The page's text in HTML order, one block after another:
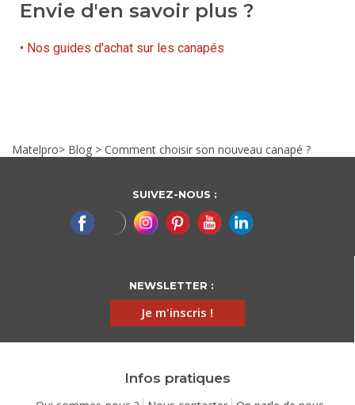
Envie d'en savoir plus ?
• Nos guides d'achat sur les canapés
Matelpro> Blog > Comment choisir son nouveau canapé ?
SUIVEZ-NOUS :
NEWSLETTER :
Je m'inscris !
Infos pratiques